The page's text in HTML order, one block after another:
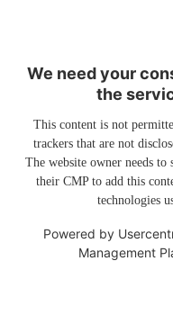
We need your
the
This content is not
trackers that are not
The website owner needs to
their CMP to add this
technologies
Powered by
Management